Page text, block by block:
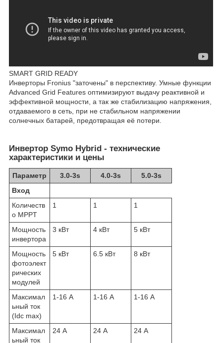
SMART GRID READY
Инверторы Fronius "заточены" в перспективу. Умные функции
Advanced Grid Features оптимизируют выдачу реактивной и
эффективной мощности, а так же стабилизацию напряжения,
отдаваемого в сеть, при не стабильном напряжении
солнечных батарей, предотвращая её потери.
Инвертор Symo Hybrid - технические
характеристики и цены
Параметр 3.0-3s 4.0-3s
5.0-3s
Вход
Количеств
о MPPT
1 1 1
Мощность
инвертора
3 кВт 4 кВт 5 кВт
Мощность
фотоэлект
рических
модулей
5 кВт 6.5 кВт 8 кВт
Максимал
ьный ток
(Idc max)
1-16 А 1-16 А 1-16 А
Максимал
ьный ток
24 А 24 А 24 А